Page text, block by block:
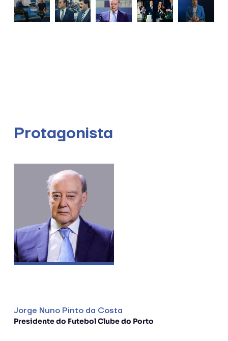
Protagonista
Jorge Nuno Pinto da Costa
Presidente do Futebol Clube do Porto